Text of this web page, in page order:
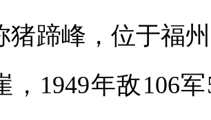
猪蹄峰，位于福
，1949年敌106